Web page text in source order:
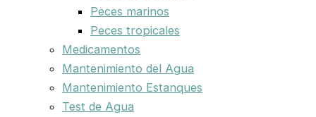
Peces marinos
Peces tropicales
Medicamentos
Mantenimiento del Agua
Mantenimiento Estanques
Test de Agua